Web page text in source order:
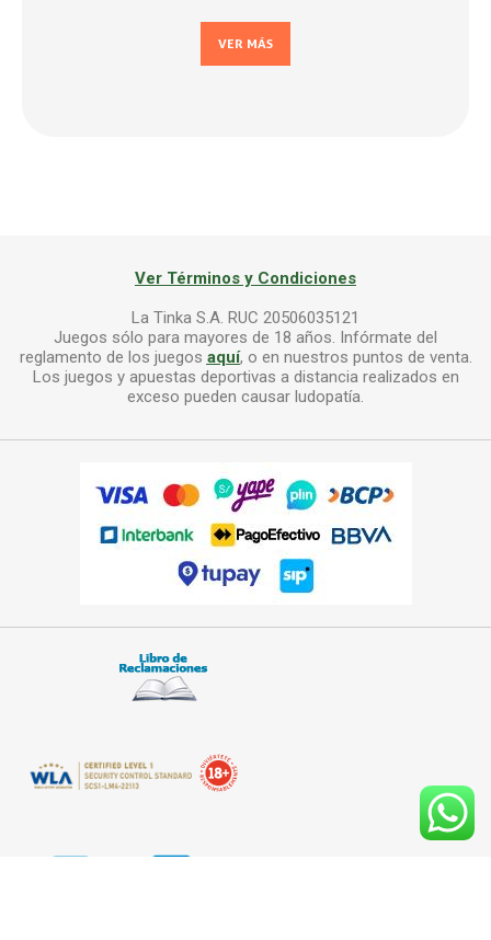
VER MÁS
Ver Términos y Condiciones
La Tinka S.A. RUC 20506035121
Juegos sólo para mayores de 18 años. Infórmate del
reglamento de los juegos aquí, o en nuestros puntos de venta.
Los juegos y apuestas deportivas a distancia realizados en
exceso pueden causar ludopatía.